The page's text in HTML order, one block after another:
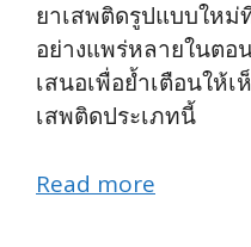
ยาเสพติดรูปแบบให
อย่างแพร่หลายในตอ
เสนอเพื่อย้ำเตือนให้
เสพติดประเภทนี้
Read more